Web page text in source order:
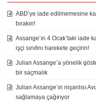
ABD’ye iade edilmemesine
bırakın!
Assange’ın 4 Ocak’taki iade
işçi sınıfını harekete geçirin!
Julian Assange’a yönelik
bir saçmalık
Julian Assange’ın nişanlısı
sağlamaya çağırıyor